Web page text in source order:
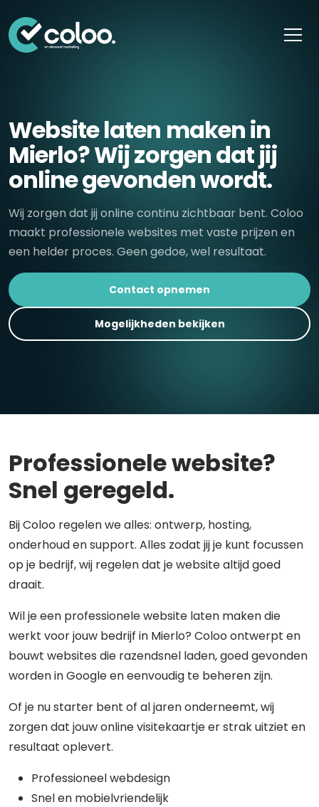
Website laten maken in
Mierlo? Wij zorgen dat jij
online gevonden wordt.
Wij zorgen dat jij online continu zichtbaar bent. Coloo
maakt professionele websites met vaste prijzen en
een helder proces. Geen gedoe, wel resultaat.
Contact opnemen
Mogelijkheden bekijken
Professionele website?
Snel geregeld.
Bij Coloo regelen we alles: ontwerp, hosting,
onderhoud en support. Alles zodat jij je kunt focussen
op je bedrijf, wij regelen dat je website altijd goed
draait.
Wil je een professionele website laten maken die
werkt voor jouw bedrijf in Mierlo? Coloo ontwerpt en
bouwt websites die razendsnel laden, goed gevonden
worden in Google en eenvoudig te beheren zijn.
Of je nu starter bent of al jaren onderneemt, wij
zorgen dat jouw online visitekaartje er strak uitziet en
resultaat oplevert.
Professioneel webdesign
Snel en mobielvriendelijk